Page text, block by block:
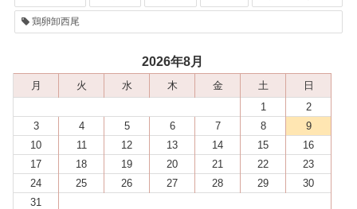
鶏卵卸西尾
2026年8月
月 火 水 木 金 土 日
1
2
3
4 5 6 7 8
9
10
11 12 13 14 15
16
17
18 19 20 21 22
23
24
25 26 27 28 29
30
31